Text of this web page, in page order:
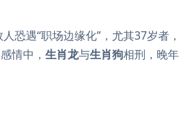
恐遇“职场边缘化”，尤其37岁者，
情中， 生肖龙与生肖狗相刑，晚年